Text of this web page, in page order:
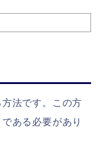
法です。この方
である必要があり